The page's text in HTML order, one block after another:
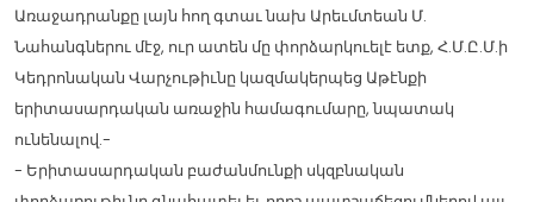
Առաջադրանքը լայն հող գտաւ նախ Արեւմտեան Մ.
Նահանգներու մէջ, ուր ատեն մը փորձարկուելէ ետք, Հ.Մ.Ը.Մ.ի
Կեդրոնական Վարչութիւնը կազմակերպեց Աթէնքի
երիտասարդական առաջին համագումարը, նպատակ
ունենալով.-
- Երիտասարդական բաժանմունքի սկզբնական